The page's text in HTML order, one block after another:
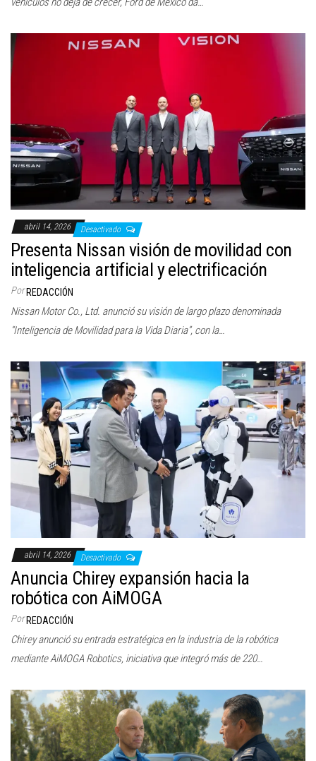
abril 14, 2026 Desactivado
Presenta Nissan visión de movilidad con
inteligencia artificial y electrificación
Por REDACCIÓN
Nissan Motor Co., Ltd. anunció su visión de largo plazo denominada
“Inteligencia de Movilidad para la Vida Diaria”, con la…
abril 14, 2026 Desactivado
Anuncia Chirey expansión hacia la
robótica con AiMOGA
Por REDACCIÓN
Chirey anunció su entrada estratégica en la industria de la robótica
mediante AiMOGA Robotics, iniciativa que integró más de 220…